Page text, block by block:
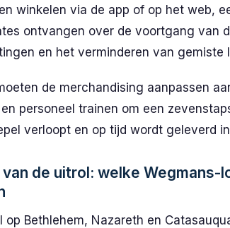
winkelen via de app of op het web,
ontvangen over de voortgang van
en het verminderen van gemiste
de merchandising aanpassen
personeel trainen om een
verloopt en op tijd wordt geleverd
de uitrol: welke Wegmans-
op Bethlehem, Nazareth en